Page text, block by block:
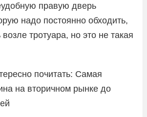
правую дверь
надо постоянно обходить,
тротуара, но это не такая
почитать: Самая
на вторичном рынке до